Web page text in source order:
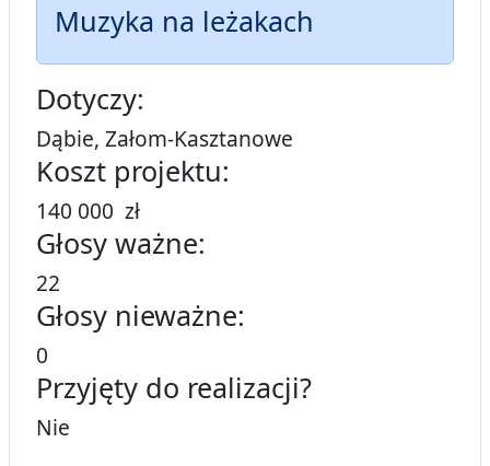
Muzyka na leżakach
Dotyczy:
Dąbie, Załom-Kasztanowe
Koszt projektu:
140 000 zł
Głosy ważne:
22
Głosy nieważne:
0
Przyjęty do realizacji?
Nie